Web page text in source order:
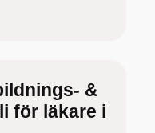
&
för läkare i